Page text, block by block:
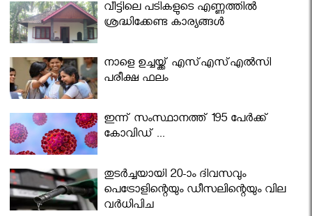
വീട്ടിലെ പടികളുടെ എണ്ണത്തിൽ
ശ്രദ്ധിക്കേണ്ട കാര്യങ്ങൾ
നാളെ ഉച്ചയ്ക്ക് എസ്എസ്എല്‍സി
പരീക്ഷ ഫലം
ഇന്ന് സംസ്ഥാനത്ത് 195 പേര്‍ക്ക്
കോവിഡ് ...
തുടർച്ചയായി 20-ാം ദിവസവും
പെട്രോളിന്റെയും ഡീസലിന്റെയും വില
വര്‍ധിപ്പിച്ചു